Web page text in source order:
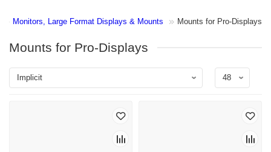
Monitors, Large Format Displays & Mounts Mounts for Pro-Displays
Mounts for Pro-Displays